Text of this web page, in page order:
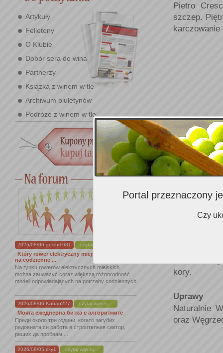
Artykuły
Felietony
O Klubie
Dobór sera do wina
Partnerzy
Książka z winem w tle
Archiwum biuletynów
Podróże z winem w tle
2026/08/06 gosibi1681 czytaj więcej...
Który rower elektryczny miejski sprawdzi się
na codzienne ...
Na rynku rowerów elektrycznych miejskich
można zauważyć coraz większą różnorodność
modeli odpowiadających na potrzeby codziennych
2026/08/06 Kaban227 czytaj więcej...
Моята ежедневна битка с алгоритмите
Преди около три години, когато загубих
редовната си работа в строителния сектор,
реших да пробвам ...
2026/08/05 rixy1 czytaj więcej...
Pietro
szczep.
kory.
Uprawy
Naturalnie
oraz
Portal przeznaczony
Czy